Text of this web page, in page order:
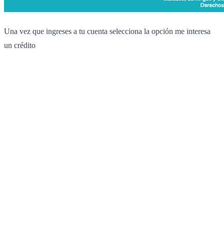
Una vez que ingreses a tu cuenta selecciona la opción me interesa
un crédito